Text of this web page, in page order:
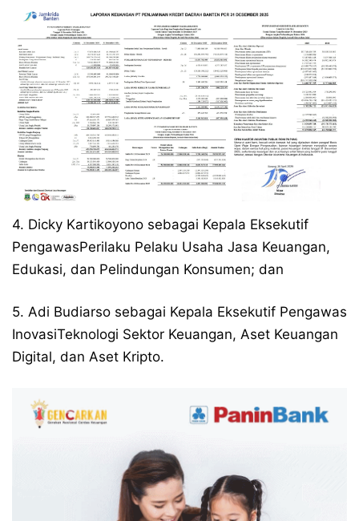
4. Dicky Kartikoyono sebagai Kepala Eksekutif
PengawasPerilaku Pelaku Usaha Jasa Keuangan,
Edukasi, dan Pelindungan Konsumen; dan
5. Adi Budiarso sebagai Kepala Eksekutif Pengawas
InovasiTeknologi Sektor Keuangan, Aset Keuangan
Digital, dan Aset Kripto.